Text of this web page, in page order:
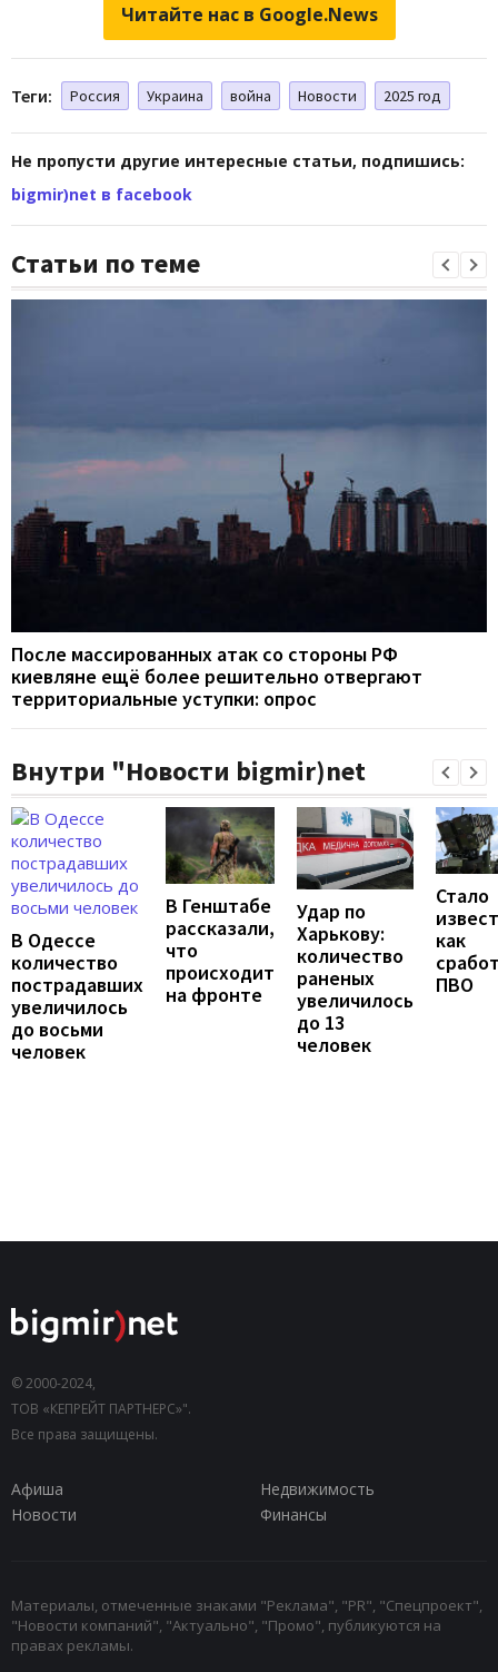
Читайте нас в Google.News
Теги: Россия Украина война Новости 2025 год
Не пропусти другие интересные статьи, подпишись:
bigmir)net в facebook
Статьи по теме
После массированных атак со стороны РФ
киевляне ещё более решительно отвергают
территориальные уступки: опрос
Внутри "Новости bigmir)net
В Одессе
количество
пострадавших
увеличилось
до восьми
человек
В Генштабе
рассказали,
что
происходит
на фронте
Удар по
Харькову:
количество
раненых
увеличилось
до 13
человек
Стало
как
ПВО
© 2000-2024,
ТОВ «КЕПРЕЙТ ПАРТНЕРС»".
Все права защищены.
Афиша
Недвижимость
Новости
Финансы
Материалы, отмеченные знаками "Реклама", "PR", "Спецпроект",
"Новости компаний", "Актуально", "Промо", публикуются на
правах рекламы.